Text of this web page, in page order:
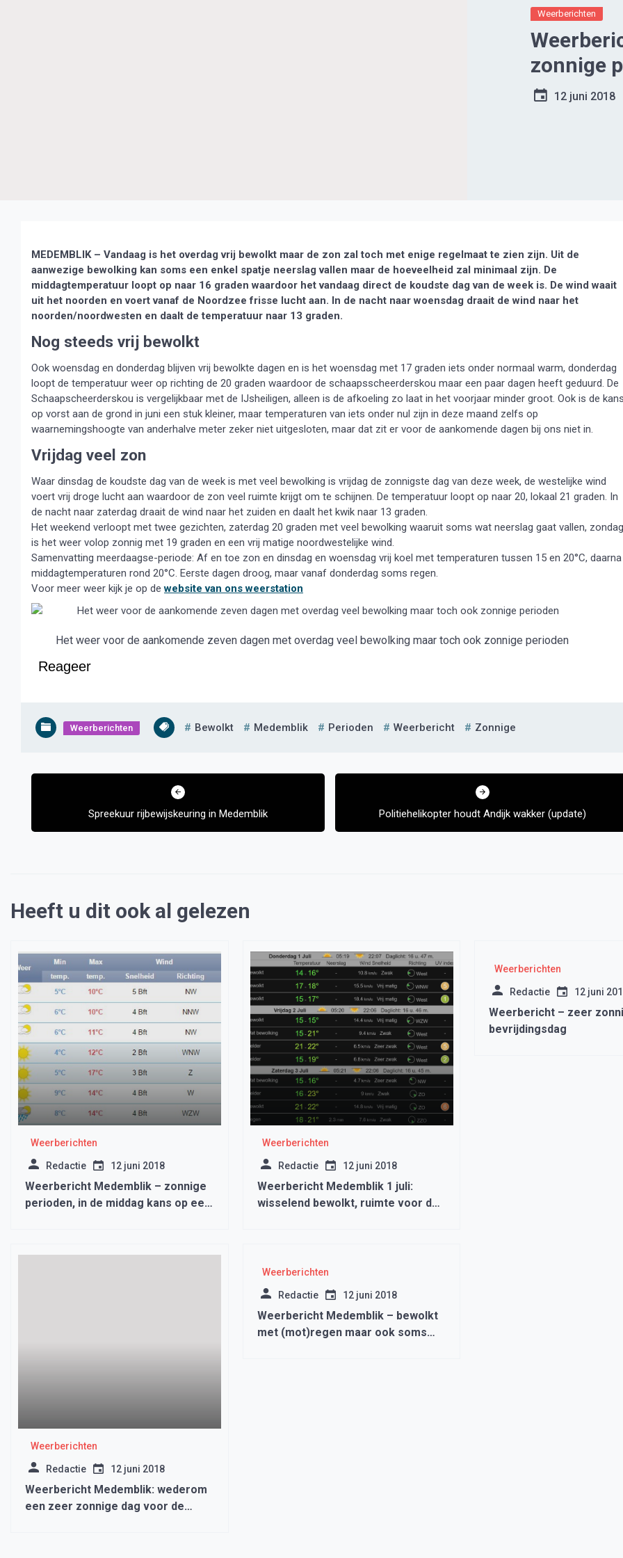
Weerberichten
zonnige
12 juni 2018
MEDEMBLIK – Vandaag is het overdag vrij bewolkt maar de zon zal toch met enige regelmaat te zien zijn. Uit de
aanwezige bewolking kan soms een enkel spatje neerslag vallen maar de hoeveelheid zal minimaal zijn. De
middagtemperatuur loopt op naar 16 graden waardoor het vandaag direct de koudste dag van de week is. De wind waait
uit het noorden en voert vanaf de Noordzee frisse lucht aan. In de nacht naar woensdag draait de wind naar het
noorden/noordwesten en daalt de temperatuur naar 13 graden.
Nog steeds vrij bewolkt
Ook woensdag en donderdag blijven vrij bewolkte dagen en is het woensdag met 17 graden iets onder normaal warm, donderdag
loopt de temperatuur weer op richting de 20 graden waardoor de schaapsscheerderskou maar een paar dagen heeft geduurd. De
Schaapscheerderskou is vergelijkbaar met de IJsheiligen, alleen is de afkoeling zo laat in het voorjaar minder groot. Ook is de
op vorst aan de grond in juni een stuk kleiner, maar temperaturen van iets onder nul zijn in deze maand zelfs op
waarnemingshoogte van anderhalve meter zeker niet uitgesloten, maar dat zit er voor de aankomende dagen bij ons niet in.
Vrijdag veel zon
Waar dinsdag de koudste dag van de week is met veel bewolking is vrijdag de zonnigste dag van deze week, de westelijke wind
voert vrij droge lucht aan waardoor de zon veel ruimte krijgt om te schijnen. De temperatuur loopt op naar 20, lokaal 21 graden. In
de nacht naar zaterdag draait de wind naar het zuiden en daalt het kwik naar 13 graden.
Het weekend verloopt met twee gezichten, zaterdag 20 graden met veel bewolking waaruit soms wat neerslag gaat vallen, zondag
is het weer volop zonnig met 19 graden en een vrij matige noordwestelijke wind.
Samenvatting meerdaagse-periode: Af en toe zon en dinsdag en woensdag vrij koel met temperaturen tussen 15 en 20°C, daarna
middagtemperaturen rond 20°C. Eerste dagen droog, maar vanaf donderdag soms regen.
Voor meer weer kijk je op dewebsite van ons weerstation
Het weer voor de aankomende zeven dagen met overdag veel bewolking maar toch ook zonnige perioden
Reageer
Weerberichten Bewolkt Medemblik Perioden Weerbericht Zonnige
Bericht
Spreekuur rijbewijskeuring in Medemblik Politiehelikopter houdt Andijk wakker (update)
Heeft u dit ook al gelezen
Weerberichten
Redactie 12 juni 2018
Weerbericht Medemblik – zonnige
perioden, in de middag kans op een
Weerberichten
Redactie 12 juni 2018
Weerbericht Medemblik 1 juli:
wisselend bewolkt, ruimte voor de
Weerberichten
Redactie 12 juni
Weerbericht – zeer
bevrijdingsdag
Weerberichten
Redactie 12 juni 2018
Weerbericht Medemblik: wederom
een zeer zonnige dag voor de
Weerberichten
Redactie 12 juni 2018
Weerbericht Medemblik – bewolkt
met (mot)regen maar ook soms